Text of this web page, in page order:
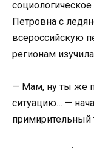
Петровна с
всероссийскую
регионам
— Мам, ну ты же
ситуацию… —
примирительный